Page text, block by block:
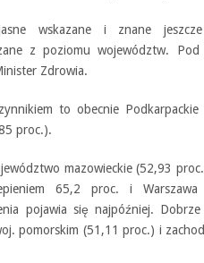
wskazane i znane
z poziomu województw.
Zdrowia.
to obecnie
proc.).
mazowieckie (52,93
65,2 proc. i
pojawia się najpóźniej.
pomorskim (51,11 proc.) i